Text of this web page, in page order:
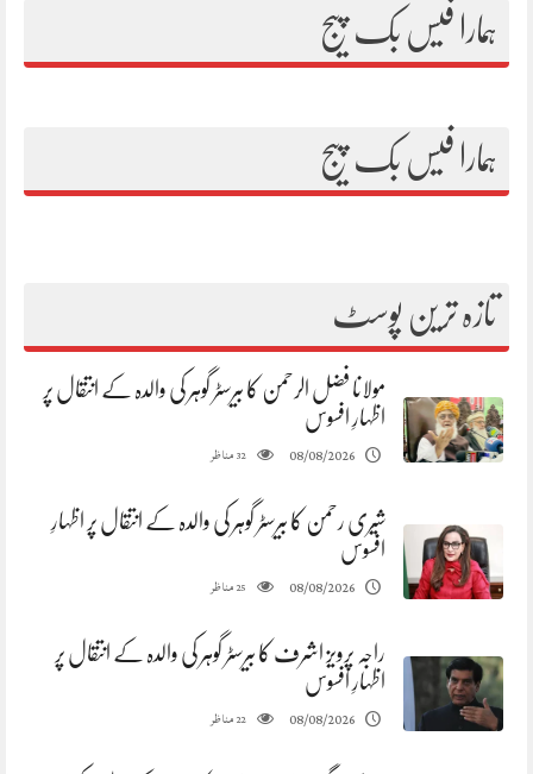
ہمارا فیس بک پیج
ہمارا فیس بک پیج
تازہ ترین پوسٹ
مولانا فضل الرحمن کا بیرسٹر گوہر کی والدہ کے انتقال پر
اظہارِ افسوس
08/08/2026
32مناظر
شیری رحمن کا بیرسٹر گوہر کی والدہ کے انتقال پر اظہارِ
افسوس
08/08/2026
25مناظر
راجہ پرویز اشرف کا بیرسٹر گوہر کی والدہ کے انتقال پر
اظہارِ افسوس
08/08/2026
22مناظر